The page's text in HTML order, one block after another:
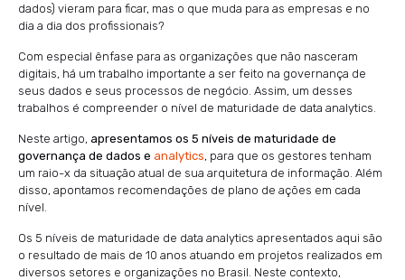
dados) vieram para ficar, mas o que muda para as empresas e no
dia a dia dos profissionais?
Com especial ênfase para as organizações que não nasceram
digitais, há um trabalho importante a ser feito na governança de
seus dados e seus processos de negócio. Assim, um desses
trabalhos é compreender o nível de maturidade de data analytics.
Neste artigo, apresentamos os 5 níveis de maturidade de
governança de dados e analytics, para que os gestores tenham
um raio-x da situação atual de sua arquitetura de informação. Além
disso, apontamos recomendações de plano de ações em cada
nível.
Os 5 níveis de maturidade de data analytics apresentados aqui são
o resultado de mais de 10 anos atuando em projetos realizados em
diversos setores e organizações no Brasil. Neste contexto,